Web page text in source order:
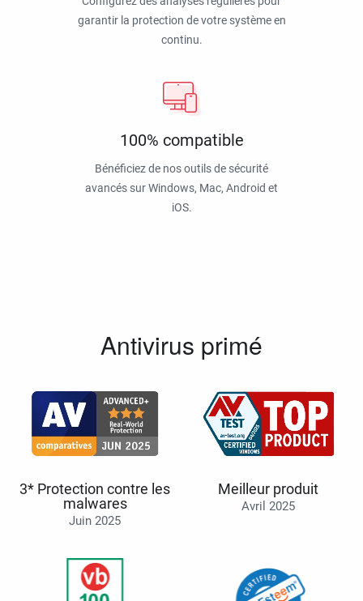
garantir la protection de votre système en
continu.
100% compatible
Bénéficiez de nos outils de sécurité
avancés sur Windows, Mac, Android et
iOS.
Antivirus primé
3* Protection contre les
malwares
Juin 2025
Meilleur produit
Avril 2025